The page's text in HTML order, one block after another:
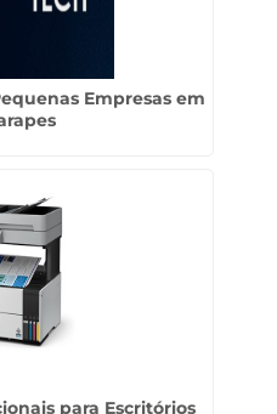
Empresas em
para Escritórios